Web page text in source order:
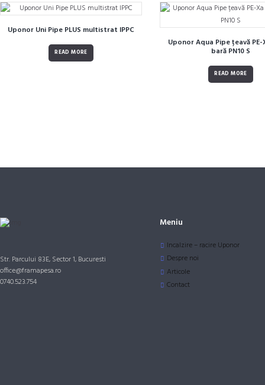
Uponor Uni Pipe PLUS multistrat IPPC
READ MORE
Uponor Aqua Pipe țeavă
bară PN10 S
READ MORE
Str. Parcului 83E, Sector 1, Bucuresti
office@framapesa.ro
0740.523.754
Meniu
Incalzire – racire Uponor
Despre noi
Articole
Contact